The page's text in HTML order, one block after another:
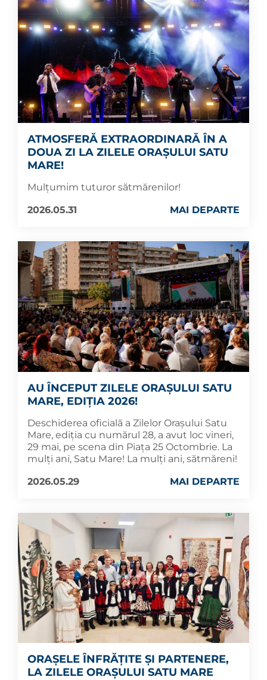
ATMOSFERĂ EXTRAORDINARĂ ÎN A
DOUA ZI LA ZILELE ORAȘULUI SATU
MARE!
Mulțumim tuturor sătmărenilor!
2026.05.31
MAI DEPARTE
AU ÎNCEPUT ZILELE ORAȘULUI SATU
MARE, EDIȚIA 2026!
Deschiderea oficială a Zilelor Orașului Satu
Mare, ediția cu numărul 28, a avut loc vineri,
29 mai, pe scena din Piața 25 Octombrie. La
mulți ani, Satu Mare! La mulți ani, sătmăreni!
2026.05.29
MAI DEPARTE
ORAȘELE ÎNFRĂȚITE ȘI PARTENERE,
LA ZILELE ORAȘULUI SATU MARE